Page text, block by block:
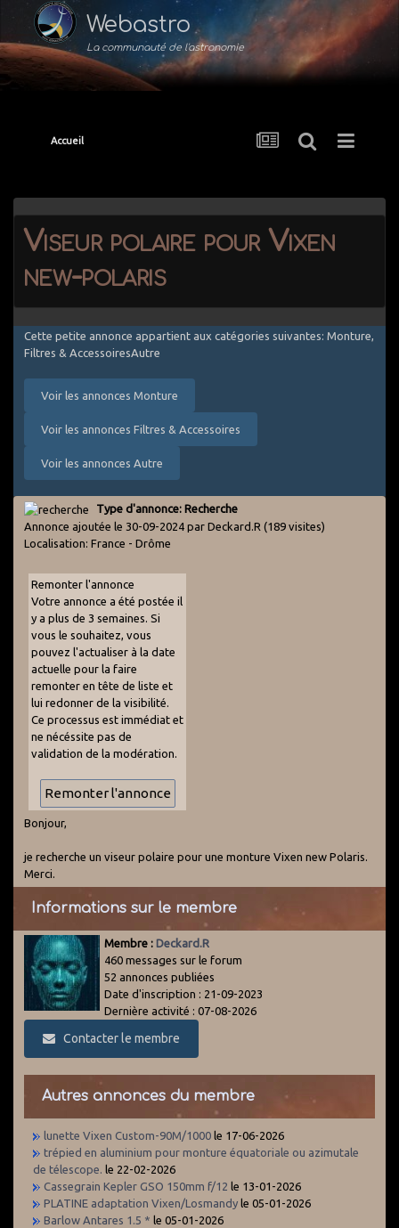
Webastro
La communauté de l'astronomie
Accueil
Viseur polaire pour Vixen
new-polaris
Cette petite annonce appartient aux catégories suivantes: Monture,
Filtres & AccessoiresAutre
Voir les annonces Monture
Voir les annonces Filtres & Accessoires
Voir les annonces Autre
Type d'annonce: Recherche
Annonce ajoutée le 30-09-2024 par Deckard.R (189 visites)
Localisation: France - Drôme
Remonter l'annonce
Votre annonce a été postée il
y a plus de 3 semaines. Si
vous le souhaitez, vous
pouvez l'actualiser à la date
actuelle pour la faire
remonter en tête de liste et
lui redonner de la visibilité.
Ce processus est immédiat et
ne nécéssite pas de
validation de la modération.
Bonjour,
je recherche un viseur polaire pour une monture Vixen new Polaris.
Merci.
Informations sur le membre
Membre : Deckard.R
460 messages sur le forum
52 annonces publiées
Date d'inscription : 21-09-2023
Dernière activité : 07-08-2026
Contacter le membre
Autres annonces du membre
lunette Vixen Custom-90M/1000 le 17-06-2026
trépied en aluminium pour monture équatoriale ou azimutale
de télescope. le 22-02-2026
Cassegrain Kepler GSO 150mm f/12 le 13-01-2026
PLATINE adaptation Vixen/Losmandy le 05-01-2026
Barlow Antares 1.5 * le 05-01-2026